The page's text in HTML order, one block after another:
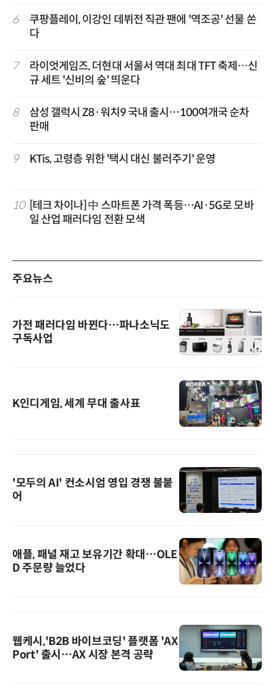
6
쿠팡플레이, 이강인 데뷔전 직관 팬에 '역조공' 선물 쏜
다
7
라이엇게임즈, 더현대 서울서 역대 최대 TFT 축제…신
규 세트 '신비의 숲' 띄운다
8
삼성 갤럭시 Z8·워치9 국내 출시…100여개국 순차
판매
9 KTis, 고령층 위한 '택시 대신 불러주기' 운영
10 [테크 차이나] 中 스마트폰 가격 폭등…AI·5G로 모바
일 산업 패러다임 전환 모색
주요뉴스
가전 패러다임 바뀐다…파나소닉도
구독사업
K인디게임, 세계 무대 출사표
'모두의 AI' 컨소시엄 영입 경쟁 불붙
어
애플, 패널 재고 보유기간 확대…OLE
D 주문량 늘었다
웹케시,'B2B 바이브코딩' 플랫폼 'AX
Port' 출시…AX 시장 본격 공략